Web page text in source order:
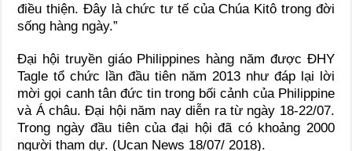
điều thiện. Đây là chức tư tế của Chúa Kitô trong đời
sống hàng ngày.”
Đại hội truyền giáo Philippines hàng năm được ĐHY
Tagle tổ chức lần đầu tiên năm 2013 như đáp lại lời
mời gọi canh tân đức tin trong bối cảnh của Philippine
và Á châu. Đại hội năm nay diễn ra từ ngày 18-22/07.
Trong ngày đầu tiên của đại hội đã có khoảng 2000
người tham dự. (Ucan News 18/07/ 2018).